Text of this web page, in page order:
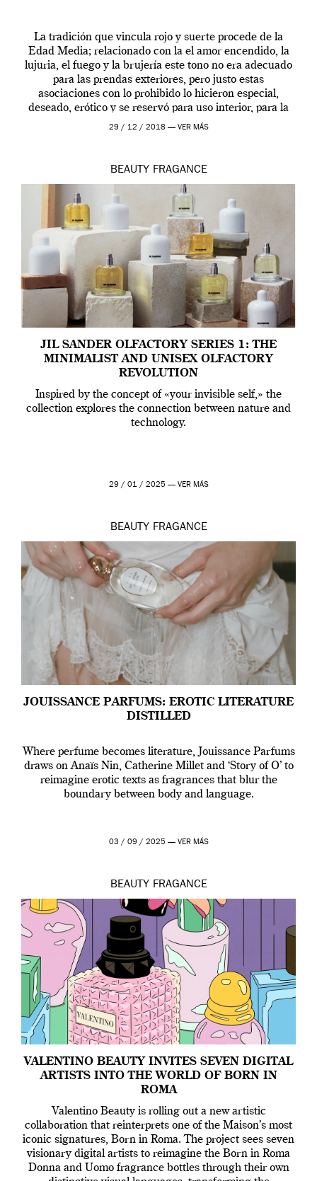
La tradición que vincula rojo y suerte procede de la
Edad Media; relacionado con la el amor encendido, la
lujuria, el fuego y la brujería este tono no era adecuado
para las prendas exteriores, pero justo estas
asociaciones con lo prohibido lo hicieron especial,
deseado, erótico y se reservó para uso interior, para la
ropa […]
29 / 12 / 2018 — VER MÁS
BEAUTY FRAGANCE
JIL SANDER OLFACTORY SERIES 1: THE
MINIMALIST AND UNISEX OLFACTORY
REVOLUTION
Inspired by the concept of «your invisible self,» the
collection explores the connection between nature and
technology.
29 / 01 / 2025 — VER MÁS
BEAUTY FRAGANCE
JOUISSANCE PARFUMS: EROTIC LITERATURE
DISTILLED
Where perfume becomes literature, Jouissance Parfums
draws on Anaïs Nin, Catherine Millet and ‘Story of O’ to
reimagine erotic texts as fragrances that blur the
boundary between body and language.
03 / 09 / 2025 — VER MÁS
BEAUTY FRAGANCE
VALENTINO BEAUTY INVITES SEVEN DIGITAL
ARTISTS INTO THE WORLD OF BORN IN
ROMA
Valentino Beauty is rolling out a new artistic
collaboration that reinterprets one of the Maison’s most
iconic signatures, Born in Roma. The project sees seven
visionary digital artists to reimagine the Born in Roma
Donna and Uomo fragrance bottles through their own